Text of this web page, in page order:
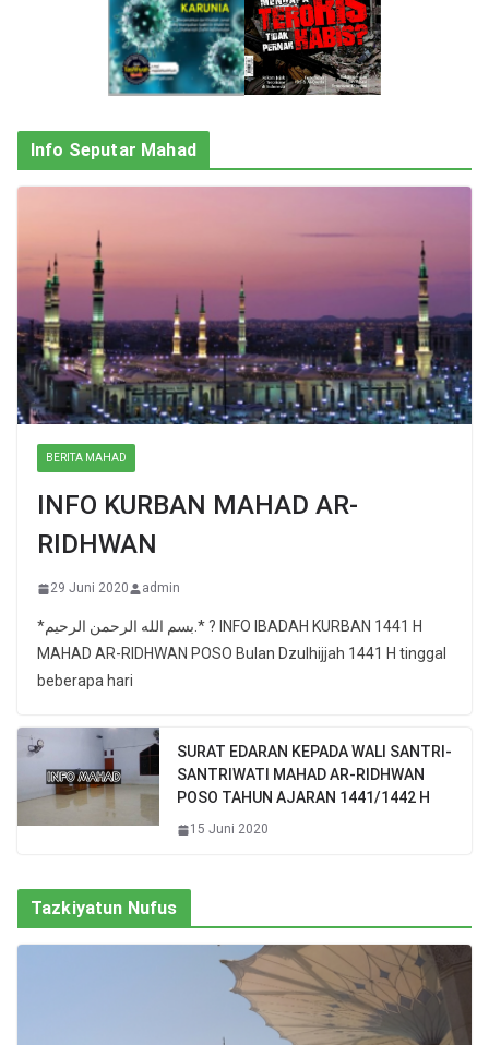
Info Seputar Mahad
BERITA MAHAD
INFO KURBAN MAHAD AR-
RIDHWAN
29 Juni 2020 admin
*بسم الله الرحمن الرحيم.* ? INFO IBADAH KURBAN 1441 H
MAHAD AR-RIDHWAN POSO Bulan Dzulhijjah 1441 H tinggal
beberapa hari
SURAT EDARAN KEPADA WALI SANTRI-
SANTRIWATI MAHAD AR-RIDHWAN
POSO TAHUN AJARAN 1441/1442 H
15 Juni 2020
Tazkiyatun Nufus